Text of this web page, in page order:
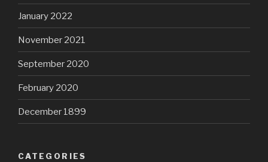
January 2022
November 2021
September 2020
February 2020
December 1899
CATEGORIES